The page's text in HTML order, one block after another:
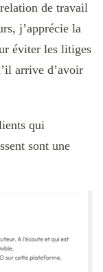
de travail
j’apprécie la
éviter les litiges
arrive d’avoir
qui
sont une